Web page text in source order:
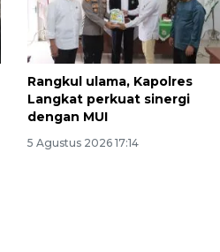
Rangkul ulama, Kapolres
Langkat perkuat sinergi
dengan MUI
5 Agustus 2026 17:14